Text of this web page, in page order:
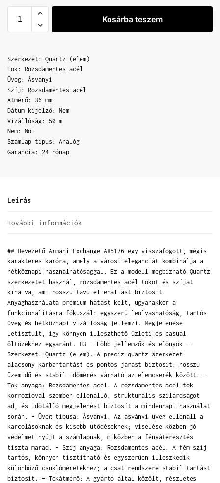
Kosárba teszem
Szerkezet: Quartz (elem)
Tok: Rozsdamentes acél
Üveg: Ásványi
Szíj: Rozsdamentes acél
Átmérő: 36 mm
Dátum kijelző: Nem
Vízállóság: 50 m
Nem: Női
Számlap típus: Analóg
Garancia: 24 hónap
Leírás
További információk
## Bevezető Armani Exchange AX5176 egy visszafogott, mégis
karakteres karóra, amely a városi eleganciát kombinálja a
hétköznapi használhatósággal. Ez a modell megbízható Quartz
szerkezetet használ, rozsdamentes acél tokot és szíjat
kínálva, ami hosszú távú ellenállást biztosít.
Anyaghasználata prémium hatást kelt, ugyanakkor a
funkcionalitásra fókuszál: egyszerű leolvashatóság, tartós
üveg és hétköznapi vízállóság jellemzi. Megjelenése
letisztult, így könnyen illeszthető üzleti és casual
öltözékhez egyaránt. H3 – Főbb jellemzők és előnyök –
Szerkezet: Quartz (elem). A precíz quartz szerkezet
alacsony karbantartást és pontos járást biztosít; hosszú
üzemidő és stabil időmérés várható az elemcserék között. –
Tok anyaga: Rozsdamentes acél. A rozsdamentes acél tok
korrózióval szemben ellenálló, strukturális szilárdságot
ad, és időtálló megjelenést biztosít a mindennapi használat
során. – Üveg típusa: Ásványi. Az ásványi üveg ellenáll a
karcolásoknak és kisebb ütődéseknek; viselése közben jó
védelmet nyújt a számlapnak, miközben a fényáteresztés
tiszta marad. – Szíj anyaga: Rozsdamentes acél. A fém szíj
tartós, könnyen tisztítható és egyszerűen illeszkedik
különböző csuklóméretekhez; a csat rendszere stabil tartást
biztosít. – Tokátmérő: A gyártó által közölt, részletes